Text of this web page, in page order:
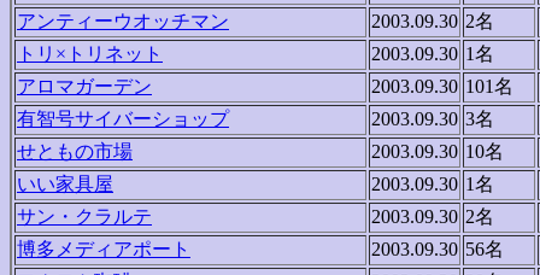
アンティーウオッチマン
2003.09.30 2名
トリ×トリネット
2003.09.30 1名
アロマガーデン
2003.09.30 101名
有智号サイバーショップ
2003.09.30 3名
せともの市場
2003.09.30 10名
いい家具屋
2003.09.30 1名
サン・クラルテ
2003.09.30 2名
博多メディアポート
2003.09.30 56名